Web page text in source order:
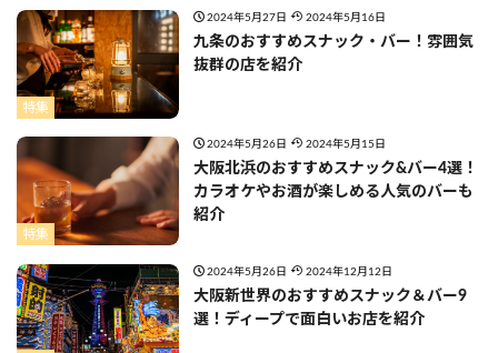
特集
2024年5月27日 2024年5月16日
九条のおすすめスナック・バー！雰囲気
抜群の店を紹介
特集
2024年5月26日 2024年5月15日
大阪北浜のおすすめスナック&バー4選！
カラオケやお酒が楽しめる人気のバーも
紹介
2024年5月26日 2024年12月12日
大阪新世界のおすすめスナック＆バー9
選！ディープで面白いお店を紹介